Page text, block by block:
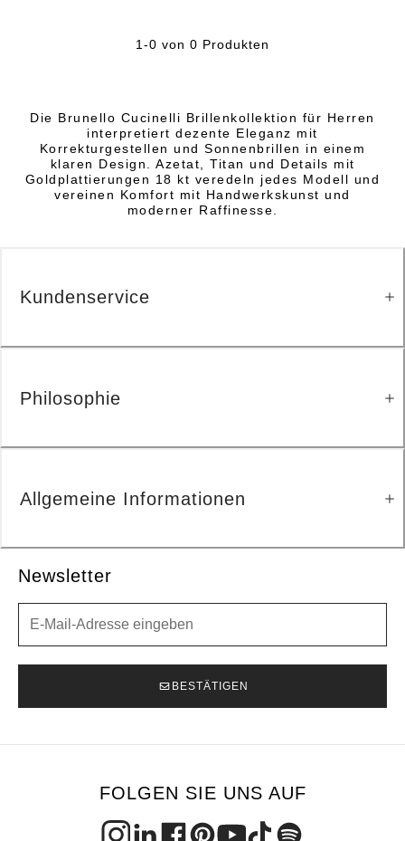
1-0 von 0 Produkten
Die Brunello Cucinelli Brillenkollektion für Herren
interpretiert dezente Eleganz mit
Korrekturgestellen und Sonnenbrillen in einem
klaren Design. Azetat, Titan und Details mit
Goldplattierungen 18 kt veredeln jedes Modell und
vereinen Komfort mit Handwerkskunst und
moderner Raffinesse.
Newsletter
BESTÄTIGEN
Kundenservice
Philosophie
Allgemeine Informationen
FOLGEN SIE UNS AUF